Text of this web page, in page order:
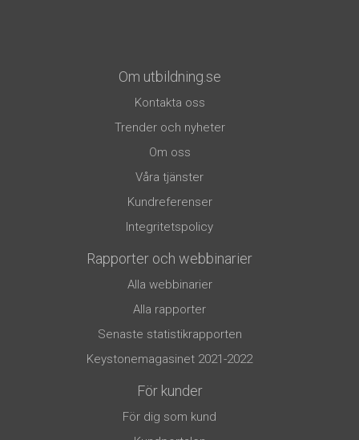
Om utbildning.se
Kontakta oss
Trender och nyheter
Om oss
Våra tjänster
Kundreferenser
Integritetspolicy
Rapporter och webbinarier
Alla webbinarier
Alla rapporter
Senaste statistikrapporten
Keystonemagasinet 2021-2022
För kunder
För dig som kund